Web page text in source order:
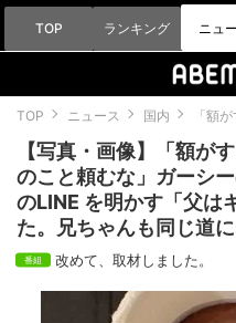
TOP ランキング ニュ
TOP ニュース 国内 「額
【写真・画像】「額が
のこと頼むな」ガーシ
のLINE を明かす「父は
た。兄ちゃんも同じ道
改めて、取材しました。